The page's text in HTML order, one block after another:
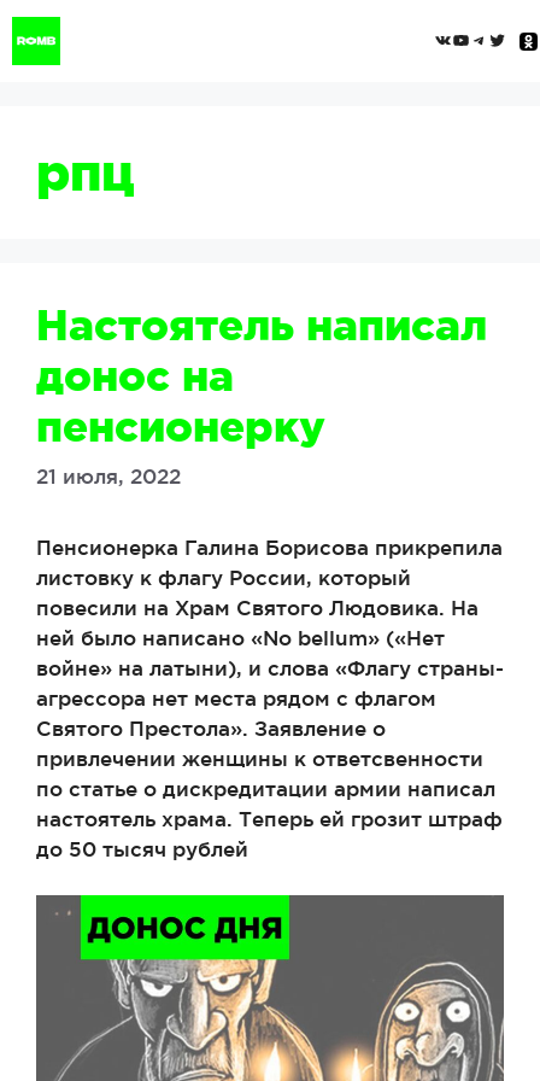
Перейти
рпц
Настоятель написал
донос на
пенсионерку
21 июля, 2022
Пенсионерка Галина Борисова прикрепила
листовку к флагу России, который
повесили на Храм Святого Людовика. На
ней было написано «No bellum» («Нет
войне» на латыни), и слова «Флагу страны-
агрессора нет места рядом с флагом
Святого Престола». Заявление о
привлечении женщины к ответсвенности
по статье о дискредитации армии написал
настоятель храма. Теперь ей грозит штраф
до 50 тысяч рублей